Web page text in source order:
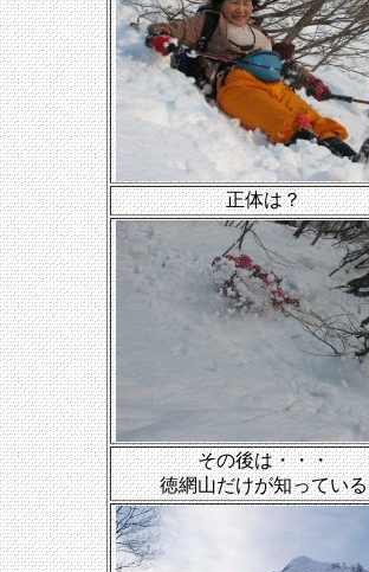
正体は？
その後は・・・
徳網山だけが知っている